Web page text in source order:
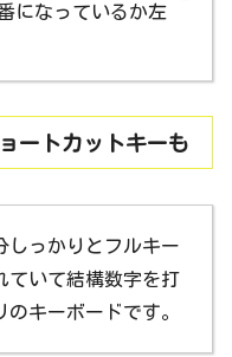
になっているか左
ートカットキーも
しっかりとフルキー
ていて結構数字を打
キーボードです。